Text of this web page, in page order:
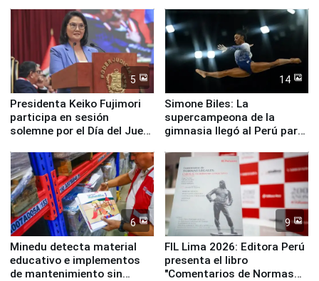
5
Presidenta Keiko Fujimori
participa en sesión
solemne por el Día del Juez
14
Simone Biles: La
supercampeona de la
gimnasia llegó al Perú para
Panamericanos Lima 2027
6
Minedu detecta material
educativo e implementos
de mantenimiento sin
9
FIL Lima 2026: Editora Perú
presenta el libro
"Comentarios de Normas